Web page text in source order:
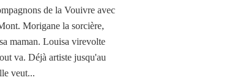
de la Vouivre avec
Morigane la sorcière,
maman. Louisa virevolte
va. Déjà artiste jusqu'au
veut...